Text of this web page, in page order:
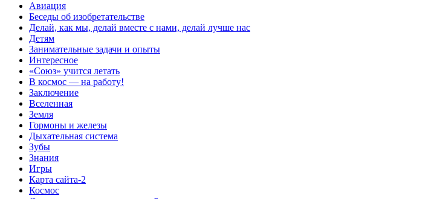
Авиация
Беседы об изобретательстве
Делай, как мы, делай вместе с нами, делай лучше нас
Детям
Занимательные задачи и опыты
Интересное
«Союз» учится летать
В космос — на работу!
Заключение
Вселенная
Земля
Гормоны и железы
Дыхательная система
Зубы
Знания
Игры
Карта сайта-2
Космос